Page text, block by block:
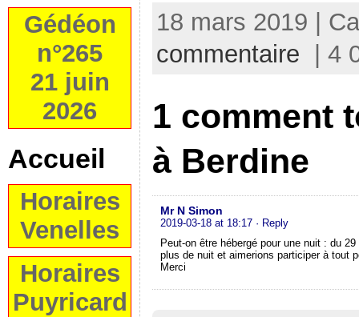
Gédéon
n°265
21 juin
2026
Accueil
Horaires
Venelles
Horaires
Puyricard
18 mars 2019 |
commentaire | 4
1 comment
à Berdine
Mr N Simon
2019-03-18 at 18:17 · Reply
Peut-on être hébergé pour une nuit : du
plus de nuit et aimerions participer à tout
Merci